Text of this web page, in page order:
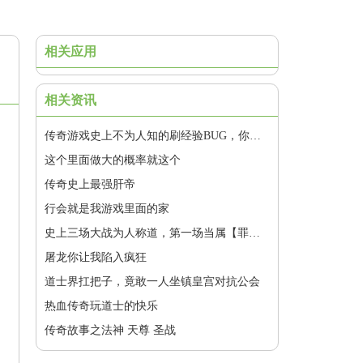
相关应用
相关资讯
这个里面做大的概率就这个
传奇史上最强肝帝
行会就是我游戏里面的家
屠龙你让我陷入疯狂
道士界扛把子，竟敢一人坐镇皇宫对抗公会
热血传奇玩道士的快乐
传奇故事之法神 天尊 圣战